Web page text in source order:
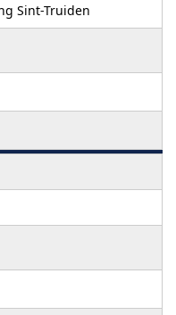
Sint-Truiden